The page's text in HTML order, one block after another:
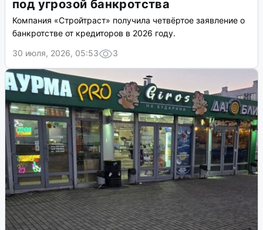
под угрозой банкротства
Компания «Стройтраст» получила четвёртое заявление о
банкротстве от кредиторов в 2026 году.
30 июля, 2026, 05:53
3